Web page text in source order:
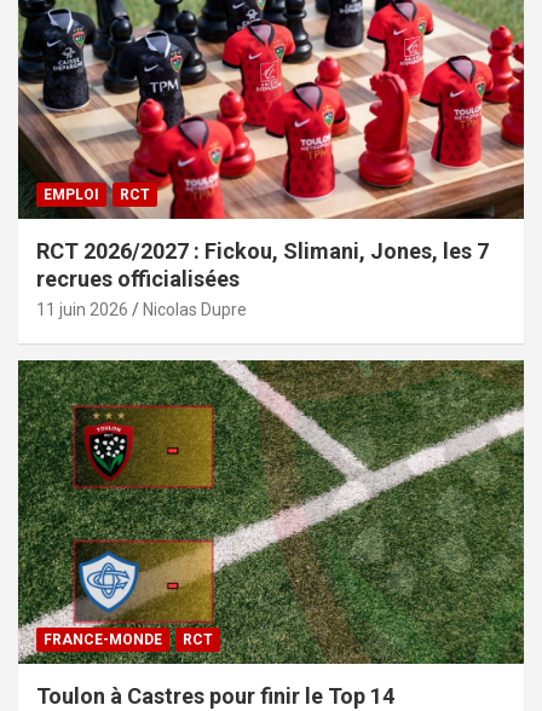
EMPLOI RCT
RCT 2026/2027 : Fickou, Slimani, Jones, les 7
recrues officialisées
11 juin 2026 Nicolas Dupre
FRANCE-MONDE RCT
Toulon à Castres pour finir le Top 14